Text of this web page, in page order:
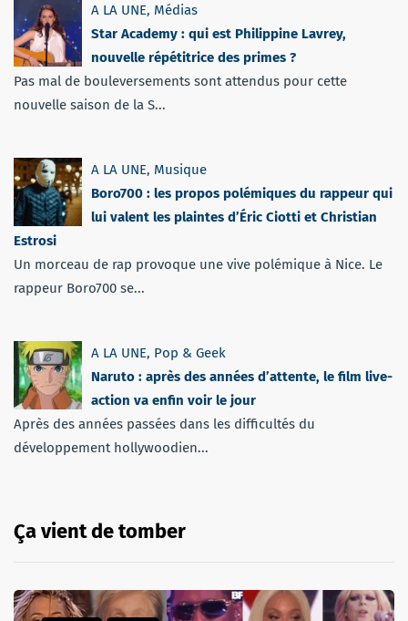
A LA UNE, Médias
Star Academy : qui est Philippine Lavrey,
nouvelle répétitrice des primes ?
Pas mal de bouleversements sont attendus pour cette
nouvelle saison de la S...
A LA UNE, Musique
Boro700 : les propos polémiques du rappeur qui
lui valent les plaintes d’Éric Ciotti et Christian
Estrosi
Un morceau de rap provoque une vive polémique à Nice. Le
rappeur Boro700 se...
A LA UNE, Pop & Geek
Naruto : après des années d’attente, le film live-
action va enfin voir le jour
Après des années passées dans les difficultés du
développement hollywoodien...
Ça vient de tomber